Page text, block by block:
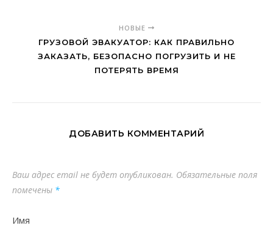
НОВЫЕ
ГРУЗОВОЙ ЭВАКУАТОР: КАК ПРАВИЛЬНО
ЗАКАЗАТЬ, БЕЗОПАСНО ПОГРУЗИТЬ И НЕ
ПОТЕРЯТЬ ВРЕМЯ
ДОБАВИТЬ КОММЕНТАРИЙ
Ваш адрес email не будет опубликован. Обязательные поля
помечены *
Имя